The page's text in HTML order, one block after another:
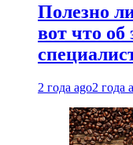
Полезно
вот что
2 года ago2 года